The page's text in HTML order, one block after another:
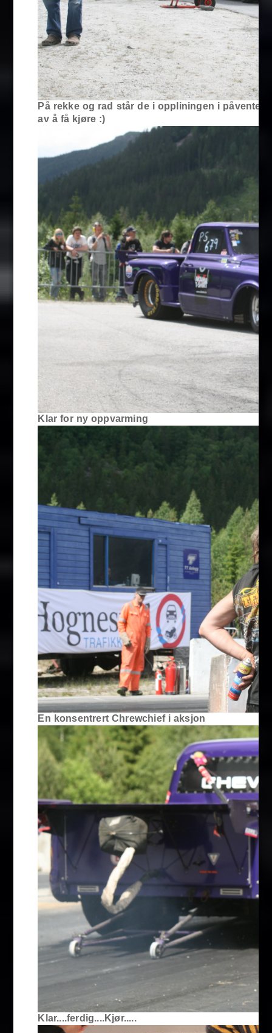
På rekke og rad står de i oppliningen i påvente
av å få kjøre :)
Klar for ny oppvarming
En konsentrert Chrewchief i aksjon
Klar....ferdig....Kjør.....